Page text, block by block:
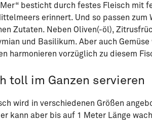
Mer“ besticht durch festes Fleisch mit
erinnert. Und so passen
Zutaten. Neben Oliven(-öl),
und Basilikum. Aber auch
harmonieren vorzüglich zu diesem
toll im Ganzen servieren
wird in verschiedenen Größen
kann aber bis auf 1 Meter Länge